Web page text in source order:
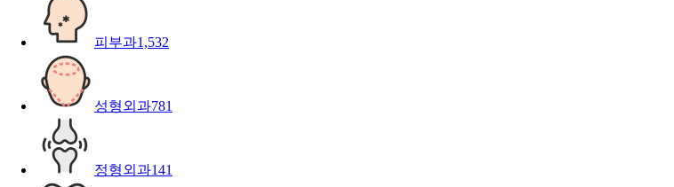
피부과1,532
성형외과781
정형외과141